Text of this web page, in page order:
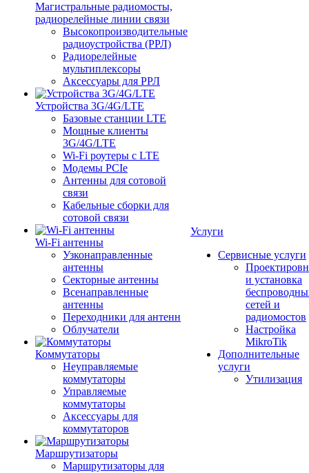
Магистральные радиомосты,
радиорелейные линии связи
Высокопроизводительные
радиоустройства (РРЛ)
Радиорелейные
мультиплексоры
Аксессуары для РРЛ
Устройства 3G/4G/LTE
Базовые станции LTE
Мощные клиенты
3G/4G/LTE
Wi-Fi роутеры с LTE
Модемы PCIe
Антенны для сотовой
связи
Кабельные сборки для
сотовой связи
Wi-Fi антенны
Узконаправленные
антенны
Секторные антенны
Всенаправленные
антенны
Переходники для антенн
Облучатели
Коммутаторы
Неуправляемые
коммутаторы
Управляемые
коммутаторы
Аксессуары для
коммутаторов
Маршрутизаторы
Маршрутизаторы для
Услуги
Сервисные услуги
и установка
сетей и
радиомостов
Настройка
MikroTik
Дополнительные
услуги
Утилизация